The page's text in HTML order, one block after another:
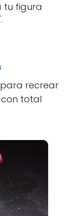
tu figura
recrear
total